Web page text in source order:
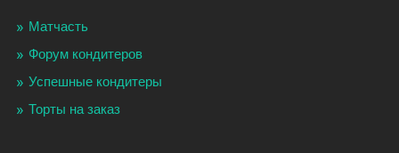
Матчасть
Форум кондитеров
Успешные кондитеры
Торты на заказ